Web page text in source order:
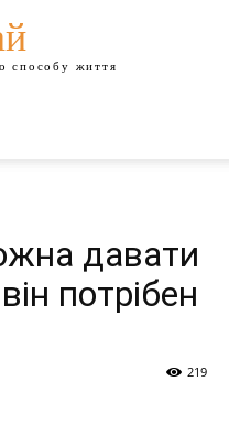
способу життя
давати
потрібен
219